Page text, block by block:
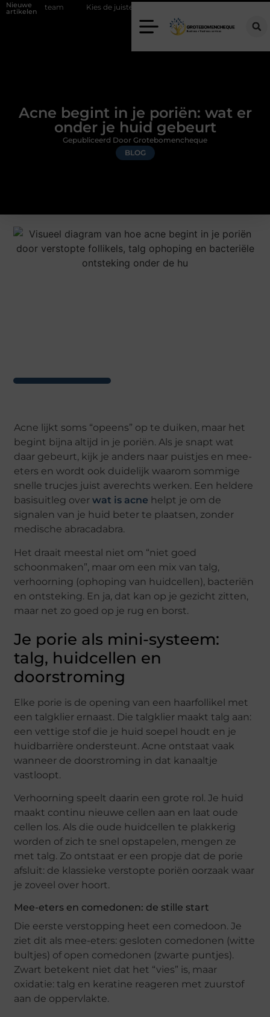
Nieuwe
artikelen
team Kies de juiste diamantboor voor uw project
Acne begint in je poriën: wat er
onder je huid gebeurt
BLOG
Gepubliceerd Door Grotebomencheque
Acne lijkt soms “opeens” op te duiken, maar het
begint bijna altijd in je poriën. Als je snapt wat
daar gebeurt, kijk je anders naar puistjes en mee-
eters en wordt ook duidelijk waarom sommige
snelle trucjes juist averechts werken. Een heldere
basisuitleg overwat is acne helpt je om de
signalen van je huid beter te plaatsen, zonder
medische abracadabra.
Het draait meestal niet om “niet goed
schoonmaken”, maar om een mix van talg,
verhoorning (ophoping van huidcellen), bacteriën
en ontsteking. En ja, dat kan op je gezicht zitten,
maar net zo goed op je rug en borst.
Je porie als mini-systeem:
talg, huidcellen en
doorstroming
Elke porie is de opening van een haarfollikel met
een talgklier ernaast. Die talgklier maakt talg aan:
een vettige stof die je huid soepel houdt en je
huidbarrière ondersteunt. Acne ontstaat vaak
wanneer de doorstroming in dat kanaaltje
vastloopt.
Verhoorning speelt daarin een grote rol. Je huid
maakt continu nieuwe cellen aan en laat oude
cellen los. Als die oude huidcellen te plakkerig
worden of zich te snel opstapelen, mengen ze
met talg. Zo ontstaat er een propje dat de porie
afsluit: de klassieke verstopte poriën oorzaak waar
je zoveel over hoort.
Mee-eters en comedonen: de stille start
Die eerste verstopping heet een comedoon. Je
ziet dit als mee-eters: gesloten comedonen (witte
bultjes) of open comedonen (zwarte puntjes).
Zwart betekent niet dat het “vies” is, maar
oxidatie: talg en keratine reageren met zuurstof
aan de oppervlakte.